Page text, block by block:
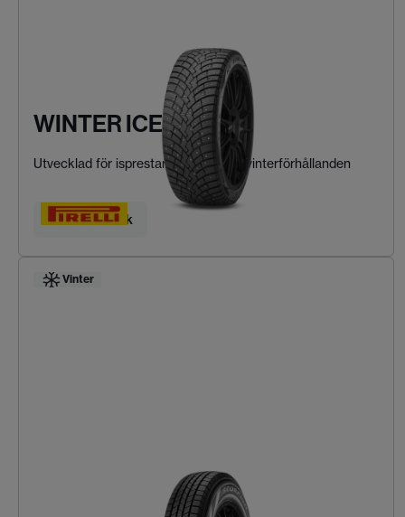
WINTER ICE ZERO 2
Utvecklad för isprestanda i extrema vinterförhållanden
Hitta ditt däck
Vinter